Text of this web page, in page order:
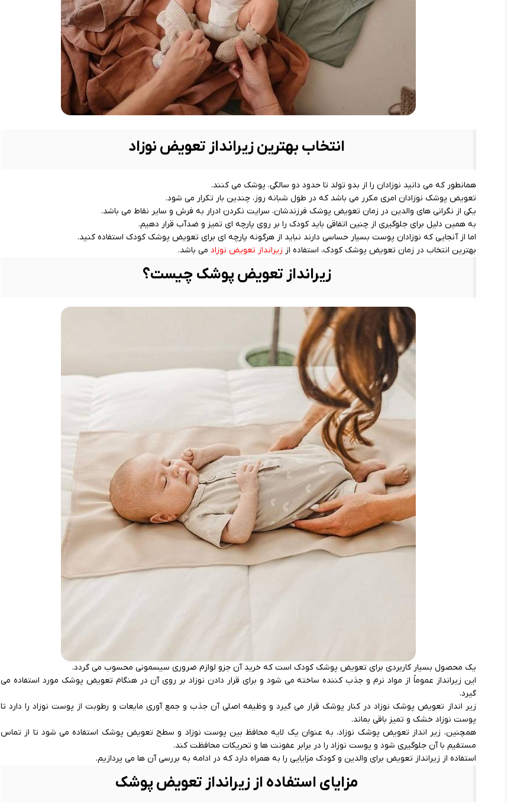
انتخاب بهترین زیرانداز تعویض نوزاد
همانطور که می دانید نوزادان را از بدو تولد تا حدود دو سالگی، پوشک می کنند.
تعویض پوشک نوزادان امری مکرر می باشد که در طول شبانه روز، چندین بار تکرار می شود.
یکی از نگرانی های والدین در زمان تعویض پوشک فرزندشان، سرایت نکردن ادرار به فرش و سایر نقاط می باشد.
به همین دلیل برای جلوگیری از چنین اتفاقی باید کودک را بر روی پارچه ای تمیز و ضدآب قرار دهیم.
اما از آنجایی که نوزادان پوست بسیار حساسی دارند نباید از هرگونه پارچه ای برای تعویض پوشک کودک استفاده کنید.
بهترین انتخاب در زمان تعویض پوشک کودک، استفاده از زیرانداز تعویض نوزاد می باشد.
زیرانداز تعویض پوشک چیست؟
یک محصول بسیار کاربردی برای تعویض پوشک کودک است که خرید آن جزو لوازم ضروری سیسمونی محسوب می گردد.
این زیرانداز عموماً از مواد نرم و جذب کننده ساخته می ‌شود و برای قرار دادن نوزاد بر روی آن در هنگام تعویض پوشک مورد استفاده می
‌گیرد.
زیر انداز تعویض پوشک نوزاد در کنار پوشک قرار می‌ گیرد و وظیفه اصلی آن جذب و جمع آوری مایعات و رطوبت از پوست نوزاد را دارد تا
پوست نوزاد خشک و تمیز باقی بماند.
همچنین، زیر انداز تعویض پوشک نوزاد، به عنوان یک لایه محافظ بین پوست نوزاد و سطح تعویض پوشک استفاده می ‌شود تا از تماس
مستقیم با آن جلوگیری شود و پوست نوزاد را در برابر عفونت‌ ها و تحریکات محافظت کند.
استفاده از زیرانداز تعویض برای والدین و کودک مزایایی را به همراه دارد که در ادامه به بررسی آن ها می پردازیم.
مزایای استفاده از زیرانداز تعویض پوشک